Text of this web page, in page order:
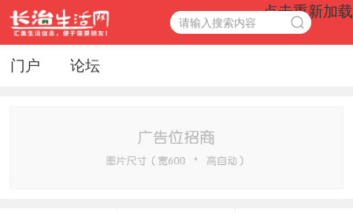
点击重新加载
门户 论坛